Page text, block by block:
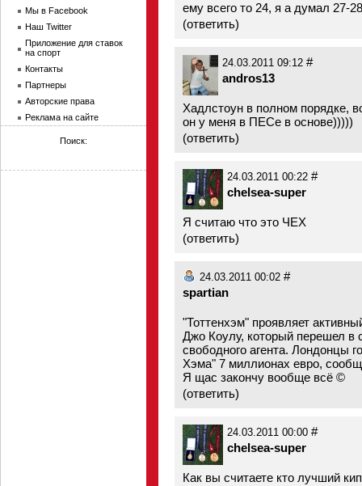
ему всего то 24, я а думал 27-
(ответить)
24.03.2011 09:12 #
andros13
Хадлстоун в полном порядке,
он у меня в ПЕСе в основе)))))
(ответить)
24.03.2011 00:22 #
chelsea-super
Я считаю что это ЧЕХ
(ответить)
24.03.2011 00:02 #
spartian
"Тоттенхэм" проявляет
Джо Коулу, который перешел в
свободного агента. Лондонцы
Хэма" 7 миллионах евро,
Я щас закончу вообще всё ©
(ответить)
24.03.2011 00:00 #
chelsea-super
Как вы считаете кто лучший
Мы в Facebook
Наш Twitter
Приложение для ставок
на спорт
Контакты
Партнеры
Авторские права
Реклама на сайте
Поиск: